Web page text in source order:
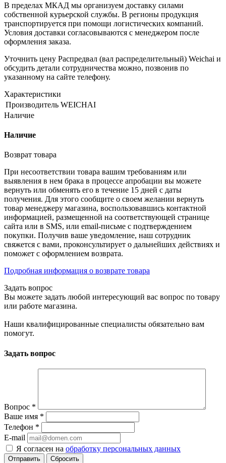
В пределах МКАД мы организуем доставку силами
собственной курьерской службы. В регионы продукция
транспортируется при помощи логистических компаний.
Условия доставки согласовываются с менеджером после
оформления заказа.
Уточнить цену Распредвал (вал распределительный) Weichai и
обсудить детали сотрудничества можно, позвонив по
указанному на сайте телефону.
Характеристики
Производитель WEICHAI
Наличие
Наличие
Возврат товара
При несоответствии товара вашим требованиям или
выявления в нем брака в процессе апробации вы можете
вернуть или обменять его в течение 15 дней с даты
получения. Для этого сообщите о своем желании вернуть
товар менеджеру магазина, воспользовавшись контактной
информацией, размещенной на соответствующей странице
сайта или в SMS, или email-письме с подтверждением
покупки. Получив ваше уведомление, наш сотрудник
свяжется с вами, проконсультирует о дальнейших действиях и
поможет с оформлением возврата.
Подробная информация о возврате товара
Задать вопрос
Вы можете задать любой интересующий вас вопрос по товару
или работе магазина.
Наши квалифицированные специалисты обязательно вам
помогут.
Задать вопрос
Вопрос *
Ваше имя *
Телефон *
E-mail
Я согласен на обработку персональных данных
Сбросить